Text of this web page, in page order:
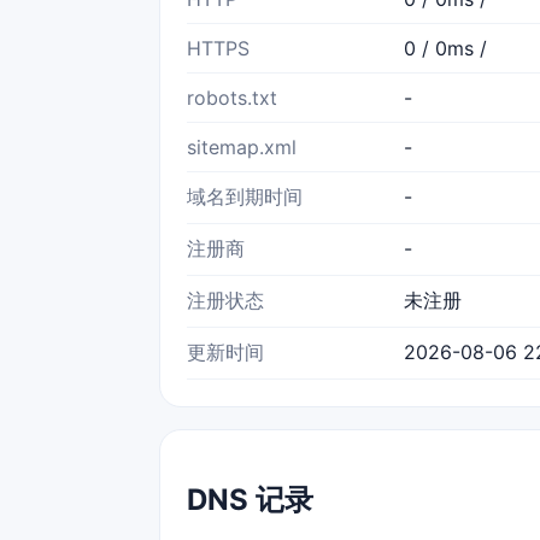
HTTPS 0 / 0ms /
robots.txt -
sitemap.xml -
域名到期时间 -
注册商 -
注册状态 未注册
更新时间 2026-08-06
DNS 记录